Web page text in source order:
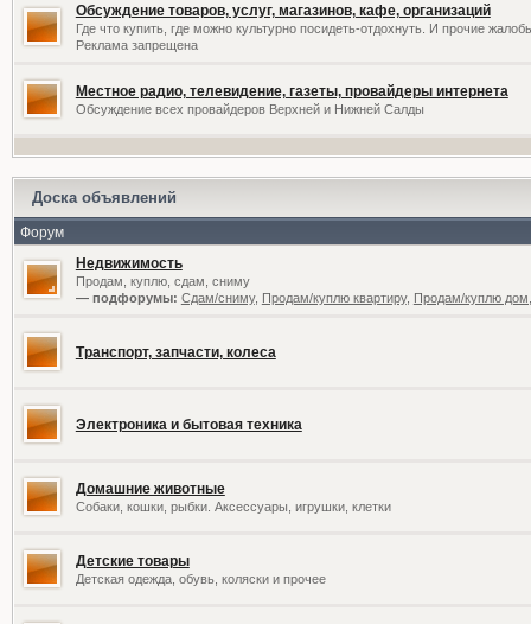
Обсуждение товаров, услуг, магазинов, кафе, организаций
Где что купить, где можно культурно посидеть-отдохнуть. И прочие
Реклама запрещена
Местное радио, телевидение, газеты, провайдеры интернета
Обсуждение всех провайдеров Верхней и Нижней Салды
Доска объявлений
Форум
Недвижимость
Продам, куплю, сдам, сниму
— подфорумы: Сдам/сниму, Продам/куплю квартиру, Продам/куплю
Транспорт, запчасти, колеса
Электроника и бытовая техника
Домашние животные
Собаки, кошки, рыбки. Аксессуары, игрушки, клетки
Детские товары
Детская одежда, обувь, коляски и прочее